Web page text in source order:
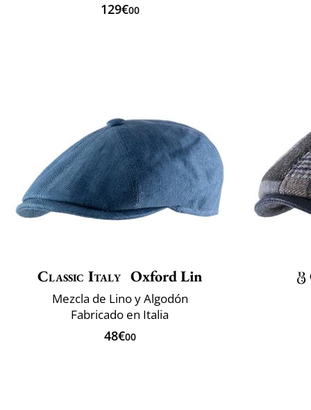
129€00
Classic Italy Oxford Lin
Mezcla de Lino y Algodón
Fabricado en Italia
48€00